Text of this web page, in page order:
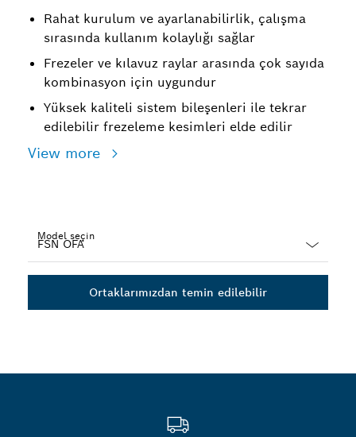
Rahat kurulum ve ayarlanabilirlik, çalışma
sırasında kullanım kolaylığı sağlar
Frezeler ve kılavuz raylar arasında çok sayıda
kombinasyon için uygundur
Yüksek kaliteli sistem bileşenleri ile tekrar
edilebilir frezeleme kesimleri elde edilir
View more
Model seçin
Ortaklarımızdan temin edilebilir